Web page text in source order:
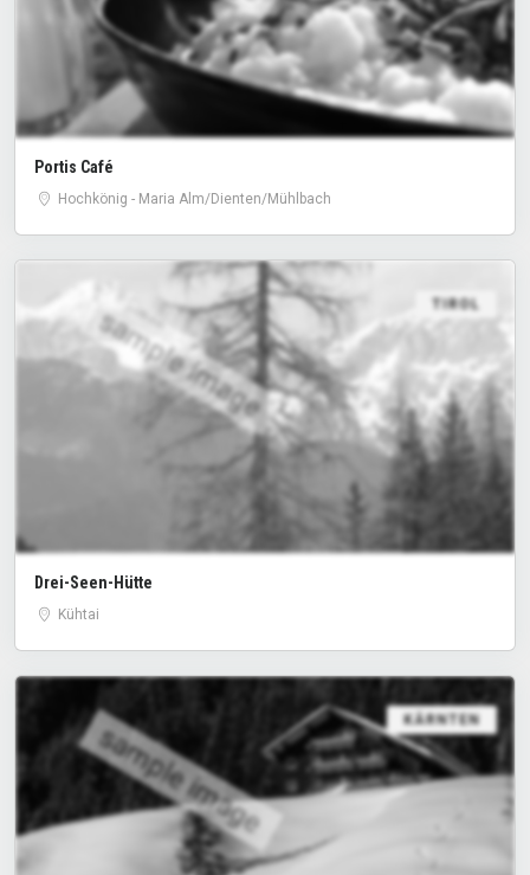
Portis Café
Hochkönig - Maria Alm/Dienten/Mühlbach
sample image
TIROL
Drei-Seen-Hütte
Kühtai
sample image
KÄRNTEN